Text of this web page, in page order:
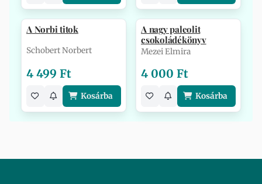
A Norbi titok
Schobert Norbert
4 499 Ft
Kosárba
A nagy paleolit
csokoládékönyv
Mezei Elmira
4 000 Ft
Kosárba